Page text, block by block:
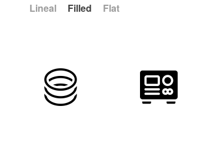
Lineal Filled Flat